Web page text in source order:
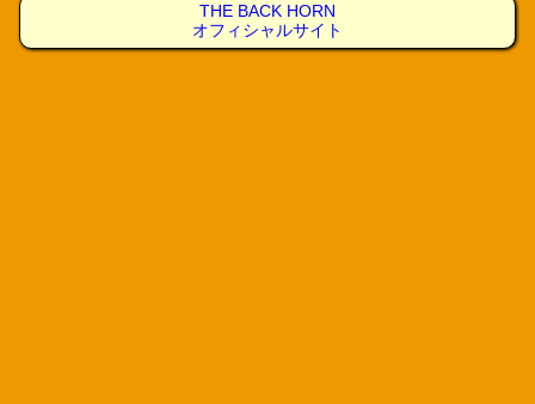
THE BACK HORN
オフィシャルサイト